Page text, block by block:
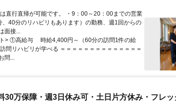
直行直帰が可能です。 ・9：00～20：00までの営業
40分のリハビリもあります）の勤務、週1回からの
面接...
> ①高給与 時給4,400円～（60分の訪問1件の給
リハビリが学べる ＝＝＝＝＝＝＝＝＝＝＝＝＝＝
問...
30万保障・週3日休み可・土日片方休み・フレ